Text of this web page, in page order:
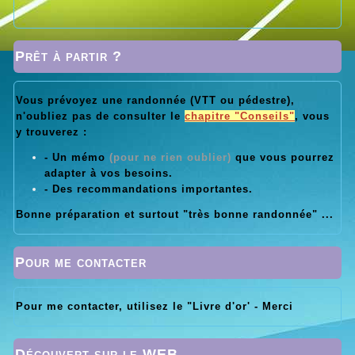
Prêt à partir ?
Vous prévoyez une randonnée (VTT ou pédestre),
n'oubliez pas de consulter le chapitre "Conseils", vous
y trouverez :
- Un mémo (pour ne rien oublier) que vous pourrez
adapter à vos besoins.
- Des recommandations importantes.
Bonne préparation et surtout "très bonne randonnée" ...
Pour me contacter
Pour me contacter, utilisez le "Livre d'or' - Merci